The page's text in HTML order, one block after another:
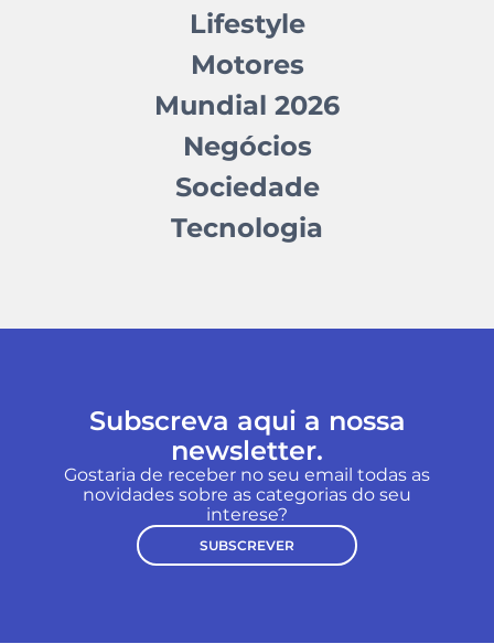
Lifestyle
Motores
Mundial 2026
Negócios
Sociedade
Tecnologia
Subscreva aqui a nossa
newsletter.
Gostaria de receber no seu email todas as
novidades sobre as categorias do seu
interese?
SUBSCREVER